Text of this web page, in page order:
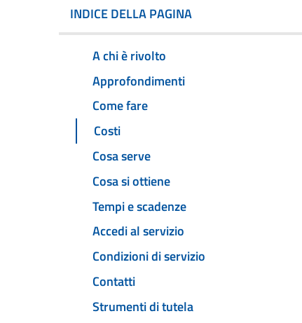
INDICE DELLA PAGINA
A chi è rivolto
Approfondimenti
Come fare
Costi
Cosa serve
Cosa si ottiene
Tempi e scadenze
Accedi al servizio
Condizioni di servizio
Contatti
Strumenti di tutela